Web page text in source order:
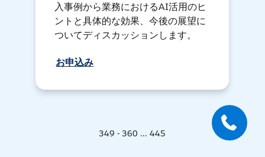
入事例から業務におけるAI活用のヒ
ントと具体的な効果、今後の展望に
ついてディスカッションします。
お申込み
349 - 360 ... 445